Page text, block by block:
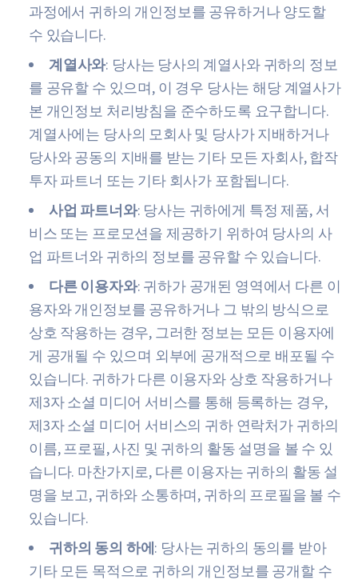
과정에서 귀하의 개인정보를 공유하거나 양도할
수 있습니다.
계열사와: 당사는 당사의 계열사와 귀하의 정보
를 공유할 수 있으며, 이 경우 당사는 해당 계열사가
본 개인정보 처리방침을 준수하도록 요구합니다.
계열사에는 당사의 모회사 및 당사가 지배하거나
당사와 공동의 지배를 받는 기타 모든 자회사, 합작
투자 파트너 또는 기타 회사가 포함됩니다.
사업 파트너와: 당사는 귀하에게 특정 제품, 서
비스 또는 프로모션을 제공하기 위하여 당사의 사
업 파트너와 귀하의 정보를 공유할 수 있습니다.
다른 이용자와: 귀하가 공개된 영역에서 다른 이
용자와 개인정보를 공유하거나 그 밖의 방식으로
상호 작용하는 경우, 그러한 정보는 모든 이용자에
게 공개될 수 있으며 외부에 공개적으로 배포될 수
있습니다. 귀하가 다른 이용자와 상호 작용하거나
제3자 소셜 미디어 서비스를 통해 등록하는 경우,
제3자 소셜 미디어 서비스의 귀하 연락처가 귀하의
이름, 프로필, 사진 및 귀하의 활동 설명을 볼 수 있
습니다. 마찬가지로, 다른 이용자는 귀하의 활동 설
명을 보고, 귀하와 소통하며, 귀하의 프로필을 볼 수
있습니다.
귀하의 동의 하에: 당사는 귀하의 동의를 받아
기타 모든 목적으로 귀하의 개인정보를 공개할 수